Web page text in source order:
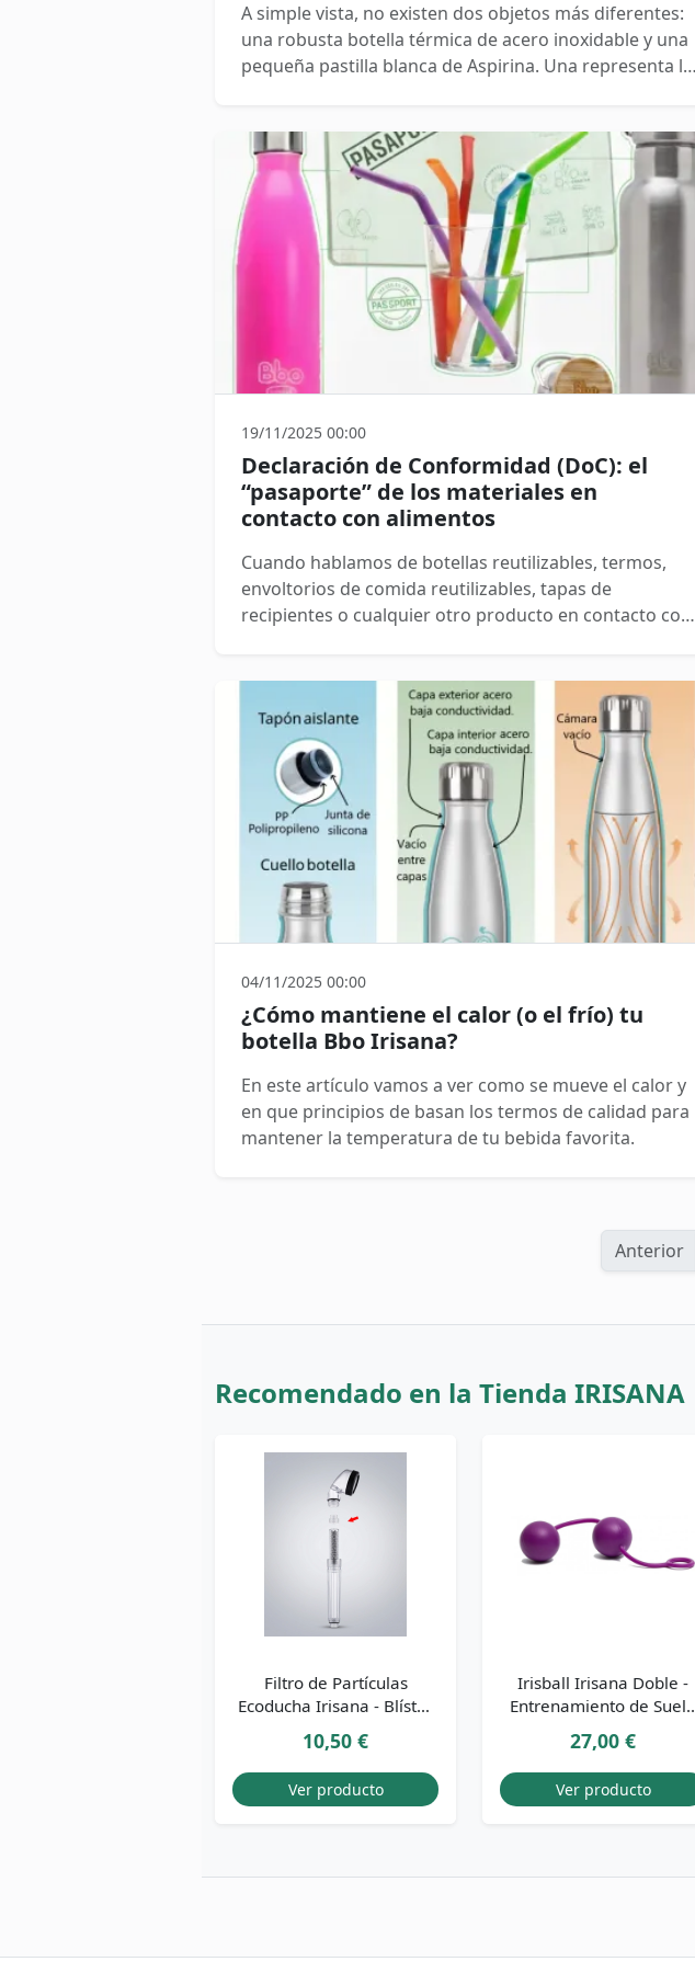
A simple vista, no existen dos objetos más diferentes:
una robusta botella térmica de acero inoxidable y una
pequeña pastilla blanca de Aspirina. Una representa la
industrial, descubrimos que son "primos hermanos".
Ambos nacieron del mismo lugar, de la misma energía
y del mismo momento histórico.
19/11/2025 00:00
Declaración de Conformidad (DoC): el
“pasaporte” de los materiales en
contacto con alimentos
Cuando hablamos de botellas reutilizables, termos,
envoltorios de comida reutilizables, tapas de
recipientes o cualquier otro producto en contacto con
garantiza dicha seguridad: la Declaración de
Conformidad, conocida como DoC.
04/11/2025 00:00
¿Cómo mantiene el calor (o el frío) tu
botella Bbo Irisana?
En este artículo vamos a ver como se mueve el calor y
en que principios de basan los termos de calidad para
mantener la temperatura de tu bebida favorita.
Anterior
Recomendado en la Tienda IRISANA
Filtro de Partículas
Ecoducha Irisana - Blíster
4 uds.
10,50 €
Ver producto
Irisball Irisana Doble -
Entrenamiento de Suelo
Pélvico
27,00 €
Ver producto